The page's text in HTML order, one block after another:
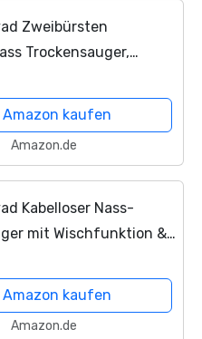
Zweibürsten
Trockensauger,
Nasssauger mit
Intelligente
Amazon kaufen
Amazon.de
Kabelloser Nass-
mit Wischfunktion &
Display und
Amazon kaufen
Amazon.de